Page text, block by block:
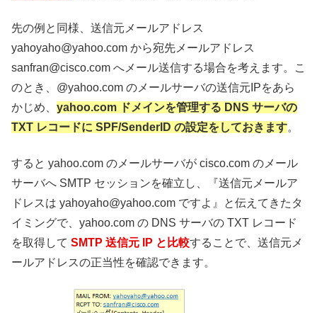
先の例と同様、送信元メールアドレス
yahoyaho@yahoo.com から宛先メールアドレス
sanfran@cisco.com へメール送信する場合を考えます。こ
のとき、@yahoo.com のメールサーバの送信元IPをあら
かじめ、 yahoo.com ドメインを管理する DNS サーバの
TXT レコードに SPF/SenderID の設定をしておきます。
すると yahoo.com のメールサーバが cisco.com のメール
サーバへ SMTP セッションを確立し、『送信元メールア
ドレスは yahoyaho@yahoo.com ですよ』と伝えてきたタ
イミングで、yahoo.com の DNS サーバの TXT レコード
を取得して SMTP 送信元 IP と比較することで、送信元メ
ールアドレスの正当性を確認できます。